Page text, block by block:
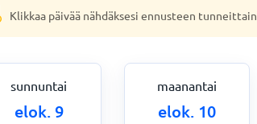
Klikkaa päivää nähdäksesi ennusteen tunneittain
sunnuntai
elok. 9
maanantai
elok. 10